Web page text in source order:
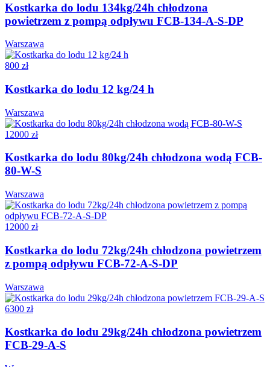
Kostkarka do lodu 134kg/24h chłodzona
powietrzem z pompą odpływu FCB-134-A-S-DP
Warszawa
800 zł
Kostkarka do lodu 12 kg/24 h
Warszawa
12000 zł
Kostkarka do lodu 80kg/24h chłodzona wodą FCB-
80-W-S
Warszawa
12000 zł
Kostkarka do lodu 72kg/24h chłodzona powietrzem
z pompą odpływu FCB-72-A-S-DP
Warszawa
6300 zł
Kostkarka do lodu 29kg/24h chłodzona powietrzem
FCB-29-A-S